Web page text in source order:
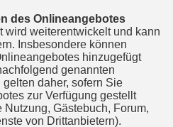
des Onlineangebotes
wird weiterentwickelt und kann
Insbesondere können
hinzugefügt
genannten
daher, sofern Sie
zur Verfügung gestellt
Gästebuch, Forum,
von Drittanbietern).